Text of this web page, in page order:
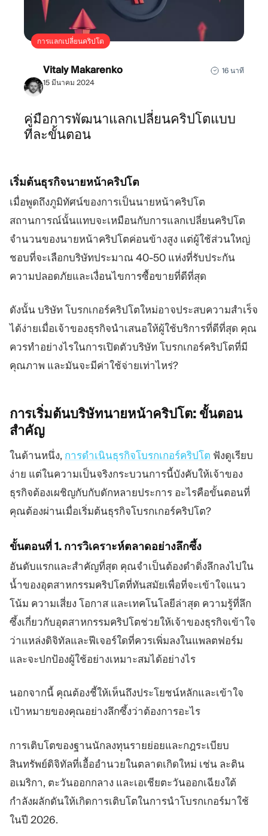
การแลกเปลี่ยนคริปโต
Vitaly Makarenko
15 มีนาคม 2024
16 นาที
คู่มือการพัฒนาแลกเปลี่ยนคริปโตแบบ
ทีละขั้นตอน
เริ่มต้นธุรกิจนายหน้าคริปโต
เมื่อพูดถึงภูมิทัศน์ของการเป็นนายหน้าคริปโต
สถานการณ์นั้นแทบจะเหมือนกับการแลกเปลี่ยนคริปโต
จำนวนของนายหน้าคริปโตค่อนข้างสูง แต่ผู้ใช้ส่วนใหญ่
ชอบที่จะเลือกบริษัทประมาณ 40-50 แห่งที่รับประกัน
ความปลอดภัยและเงื่อนไขการซื้อขายที่ดีที่สุด
ดังนั้น บริษัท โบรกเกอร์คริปโตใหม่อาจประสบความสำเร็จ
ได้ง่ายเมื่อเจ้าของธุรกิจนำเสนอให้ผู้ใช้บริการที่ดีที่สุด คุณ
ควรทำอย่างไรในการเปิดตัวบริษัท โบรกเกอร์คริปโตที่มี
คุณภาพ และมันจะมีค่าใช้จ่ายเท่าไหร่?
การเริ่มต้นบริษัทนายหน้าคริปโต: ขั้นตอน
สำคัญ
ในด้านหนึ่ง, การดำเนินธุรกิจโบรกเกอร์คริปโต ฟังดูเรียบ
ง่าย แต่ในความเป็นจริงกระบวนการนี้บังคับให้เจ้าของ
ธุรกิจต้องเผชิญกับกับดักหลายประการ อะไรคือขั้นตอนที่
คุณต้องผ่านเมื่อเริ่มต้นธุรกิจโบรกเกอร์คริปโต?
ขั้นตอนที่ 1. การวิเคราะห์ตลาดอย่างลึกซึ้ง
อันดับแรกและสำคัญที่สุด คุณจำเป็นต้องดำดิ่งลึกลงไปใน
น้ำของอุตสาหกรรมคริปโตที่ทันสมัยเพื่อที่จะเข้าใจแนว
โน้ม ความเสี่ยง โอกาส และเทคโนโลยีล่าสุด ความรู้ที่ลึก
ซึ้งเกี่ยวกับอุตสาหกรรมคริปโตช่วยให้เจ้าของธุรกิจเข้าใจ
ว่าแหล่งดิจิทัลและฟีเจอร์ใดที่ควรเพิ่มลงในแพลตฟอร์ม
และจะปกป้องผู้ใช้อย่างเหมาะสมได้อย่างไร
นอกจากนี้ คุณต้องชี้ให้เห็นถึงประโยชน์หลักและเข้าใจ
เป้าหมายของคุณอย่างลึกซึ้งว่าต้องการอะไร
การเติบโตของฐานนักลงทุนรายย่อยและกฎระเบียบ
สินทรัพย์ดิจิทัลที่เอื้ออำนวยในตลาดเกิดใหม่ เช่น ละติน
อเมริกา, ตะวันออกกลาง และเอเชียตะวันออกเฉียงใต้
กำลังผลักดันให้เกิดการเติบโตในการนำโบรกเกอร์มาใช้
ในปี 2026.